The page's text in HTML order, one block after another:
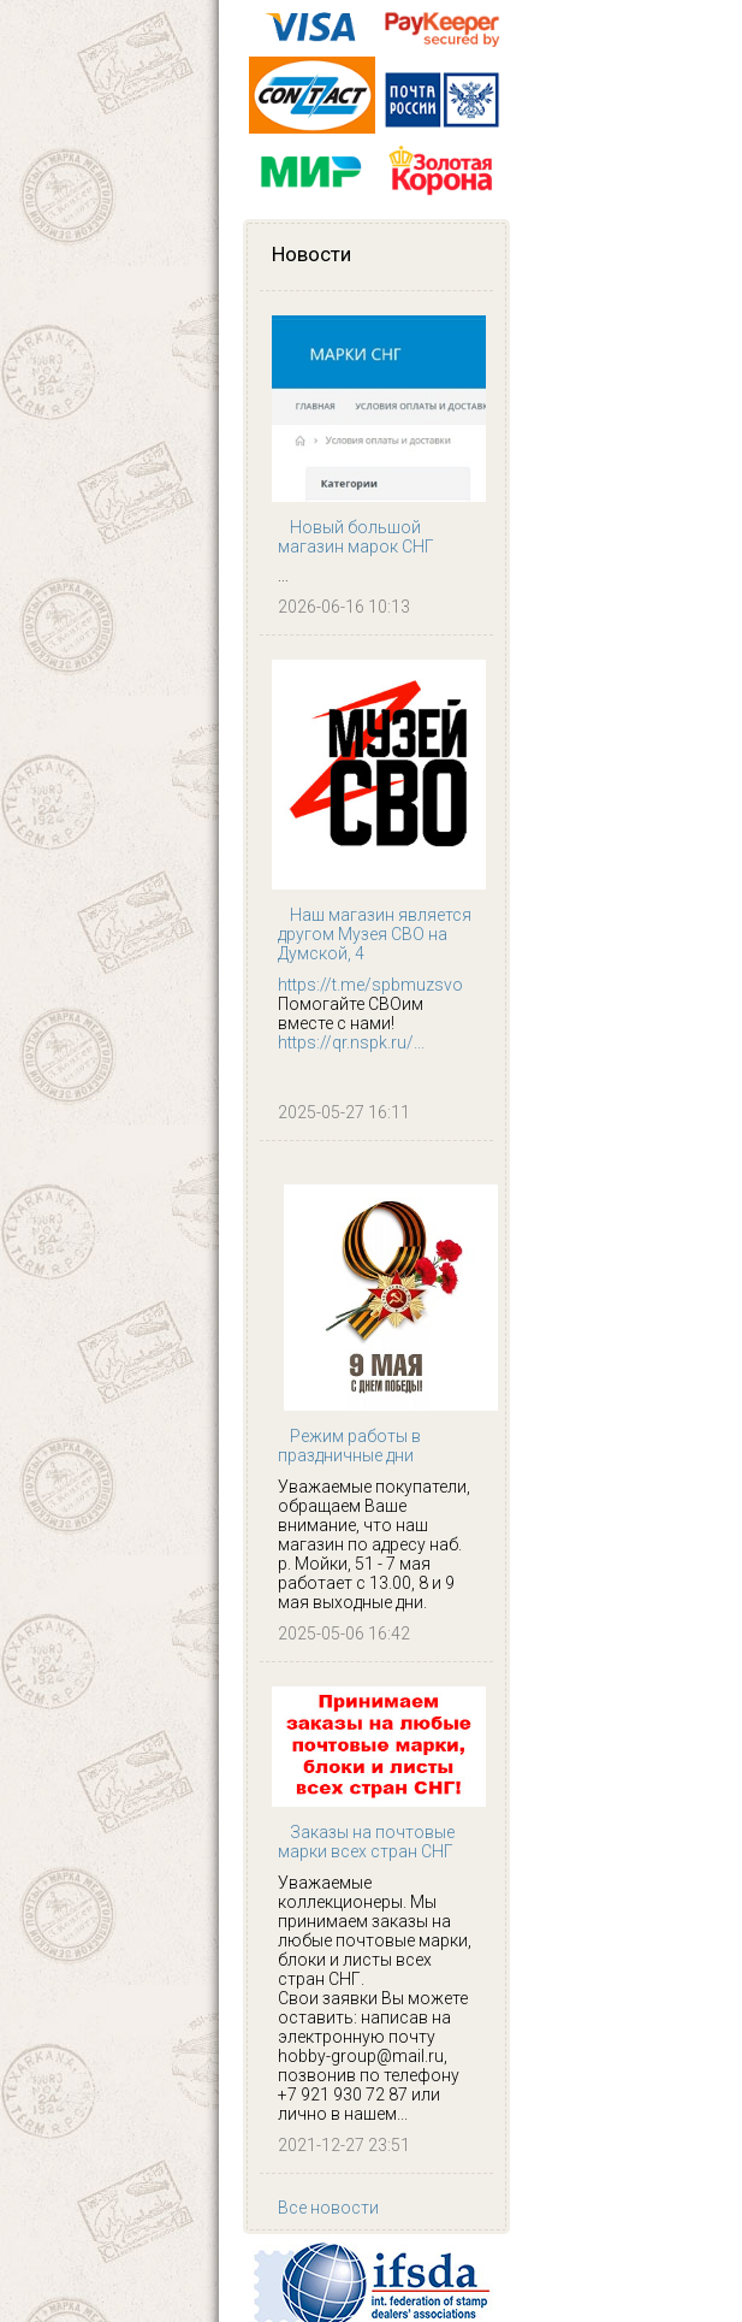
Новости
Новый большой
магазин марок СНГ
...
2026-06-16 10:13
Наш магазин является
другом Музея СВО на
Думской, 4
https://t.me/spbmuzsvo
Помогайте СВОим
вместе с нами!
https://qr.nspk.ru/...
2025-05-27 16:11
Режим работы в
праздничные дни
Уважаемые покупатели,
обращаем Ваше
внимание, что наш
магазин по адресу наб.
р. Мойки, 51 - 7 мая
работает с 13.00, 8 и 9
мая выходные дни.
2025-05-06 16:42
Заказы на почтовые
марки всех стран СНГ
Уважаемые
коллекционеры. Мы
принимаем заказы на
любые почтовые марки,
блоки и листы всех
стран СНГ.
Свои заявки Вы можете
оставить: написав на
электронную почту
hobby-group@mail.ru,
позвонив по телефону
+7 921 930 72 87 или
лично в нашем...
2021-12-27 23:51
Все новости